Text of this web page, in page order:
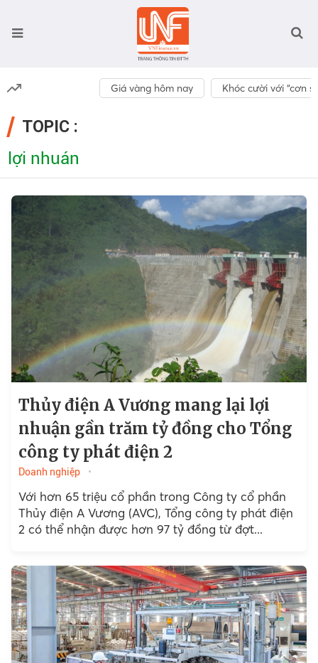
Giá vàng hôm nay Khóc cười với “cơn
TOPIC :
lợi nhuán
Thủy điện A Vương mang lại lợi
nhuận gần trăm tỷ đồng cho Tổng
công ty phát điện 2
Doanh nghiệp
Với hơn 65 triệu cổ phần trong Công ty cổ phần
Thủy điện A Vương (AVC), Tổng công ty phát điện
2 có thể nhận được hơn 97 tỷ đồng từ đợt...